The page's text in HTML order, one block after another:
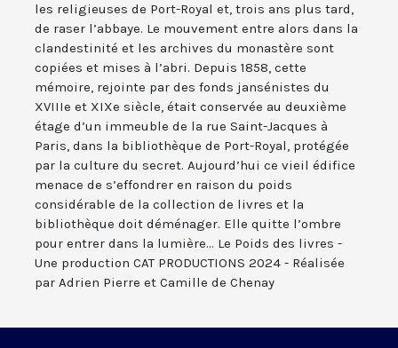
les religieuses de Port-Royal et, trois ans plus tard,
de raser l’abbaye. Le mouvement entre alors dans la
clandestinité et les archives du monastère sont
copiées et mises à l’abri. Depuis 1858, cette
mémoire, rejointe par des fonds jansénistes du
XVIIIe et XIXe siècle, était conservée au deuxième
étage d’un immeuble de la rue Saint-Jacques à
Paris, dans la bibliothèque de Port-Royal, protégée
par la culture du secret. Aujourd’hui ce vieil édifice
menace de s’effondrer en raison du poids
considérable de la collection de livres et la
bibliothèque doit déménager. Elle quitte l’ombre
pour entrer dans la lumière... Le Poids des livres -
Une production CAT PRODUCTIONS 2024 - Réalisée
par Adrien Pierre et Camille de Chenay